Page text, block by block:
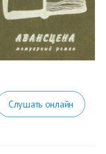
Слушать онлайн